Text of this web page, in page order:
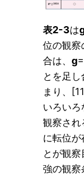
表2-3は
位の観察
合は、 g
とを足
まり、[11
いろい
観察され
に転位が
とが観
強の観察